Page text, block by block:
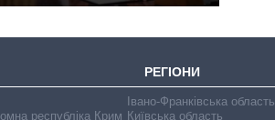
РЕГІОНИ
республіка Крим
Івано-Франківська область
Київська область